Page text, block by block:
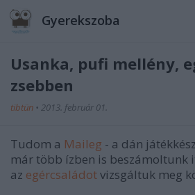
Gyerekszoba
Usanka, pufi mellény,
zsebben
tibtün • 2013. február 01.
Tudom a Maileg - a dán
már több ízben is beszámoltunk
az egércsaládotvizsgáltuk meg